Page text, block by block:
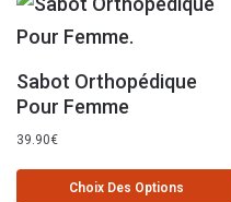
Sabot Orthopédique
Pour Femme
39.90€
Choix Des Options